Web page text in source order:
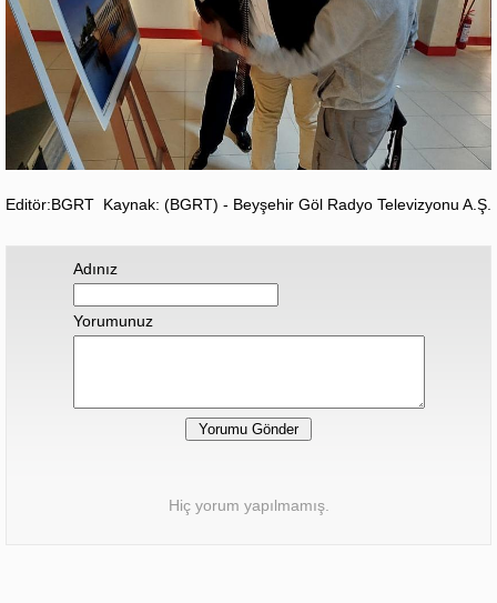
Editör:BGRT Kaynak: (BGRT) - Beyşehir Göl Radyo Televizyonu A.Ş.
Adınız
Yorumunuz
Hiç yorum yapılmamış.